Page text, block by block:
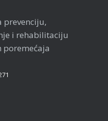
prevenciju,
i rehabilitaciju